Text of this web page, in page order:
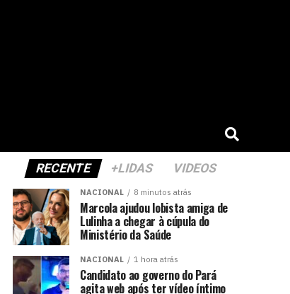
RECENTE +LIDAS VIDEOS
NACIONAL 8 minutos atrás
Marcola ajudou lobista amiga de
Lulinha a chegar à cúpula do
Ministério da Saúde
NACIONAL 1 hora atrás
Candidato ao governo do Pará
agita web após ter vídeo íntimo